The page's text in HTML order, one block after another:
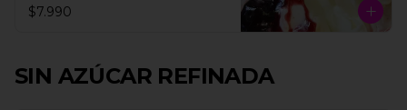
$7.990
SIN AZÚCAR REFINADA